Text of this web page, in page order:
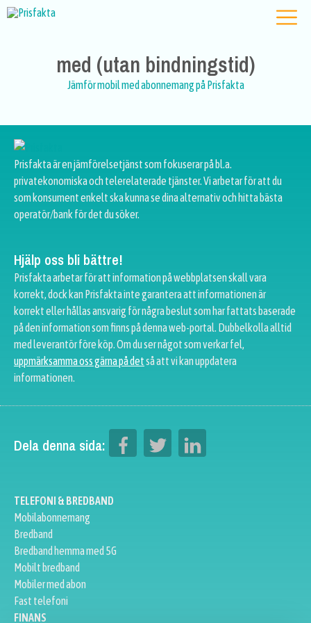
med (utan bindningstid)
Jämför mobil med abonnemang på Prisfakta
Prisfakta är en jämförelsetjänst som fokuserar på bl.a.
privatekonomiska och telerelaterade tjänster. Vi arbetar för att du
som konsument enkelt ska kunna se dina alternativ och hitta bästa
operatör/bank för det du söker.
Hjälp oss bli bättre!
Prisfakta arbetar för att information på webbplatsen skall vara
korrekt, dock kan Prisfakta inte garantera att informationen är
korrekt eller hållas ansvarig för några beslut som har fattats baserade
på den information som finns på denna web-portal. Dubbelkolla alltid
med leverantör före köp. Om du ser något som verkar fel,
uppmärksamma oss gärna på detså att vi kan uppdatera
informationen.
Dela denna sida:
TELEFONI & BREDBAND
Mobilabonnemang
Bredband
Bredband hemma med 5G
Mobilt bredband
Mobiler med abon
Fast telefoni
FINANS